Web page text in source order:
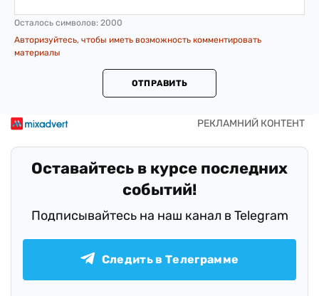
Осталось символов: 2000
Авторизуйтесь, чтобы иметь возможность комментировать
материалы
ОТПРАВИТЬ
Оставайтесь в курсе последних
событий!
Подписывайтесь на наш канал в Telegram
Следить в Телеграмме